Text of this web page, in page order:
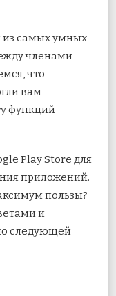
самых умных
членами
что
вам
функций
Play Store для
приложений.
пользы?
и
следующей